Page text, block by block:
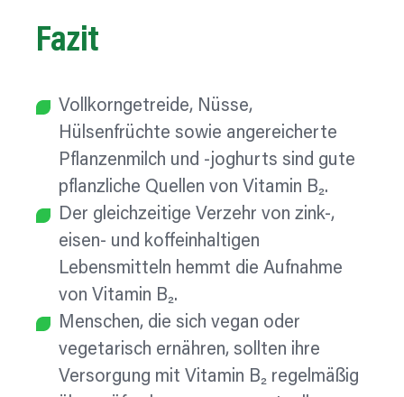
Fazit
Vollkorngetreide, Nüsse,
Hülsenfrüchte sowie angereicherte
Pflanzenmilch und -joghurts sind gute
pflanzliche Quellen von Vitamin B₂.
Der gleichzeitige Verzehr von zink-,
eisen- und koffeinhaltigen
Lebensmitteln hemmt die Aufnahme
von Vitamin B₂.
Menschen, die sich vegan oder
vegetarisch ernähren, sollten ihre
Versorgung mit Vitamin B₂ regelmäßig